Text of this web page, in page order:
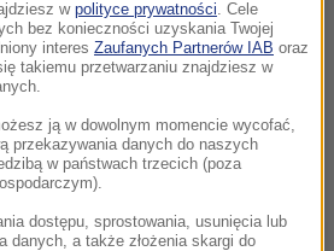
znaleźli także dużą
walutach, kilkanaście
i kilka map
UE.
jest już pod opieką matki.
i oddany do dyspozycji
w polityce prywatności. Cele
bez konieczności uzyskania Twojej
interes Zaufanych Partnerów IAB oraz
takiemu przetwarzaniu znajdziesz w
ją w dowolnym momencie wycofać,
przekazywania danych do naszych
w państwach trzecich (poza
dostępu, sprostowania, usunięcia lub
danych, a także złożenia skargi do